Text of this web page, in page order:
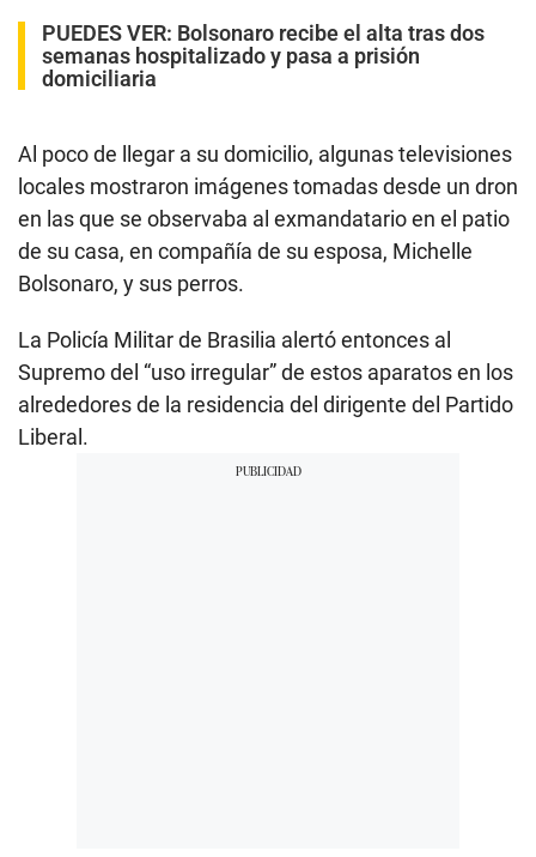
PUEDES VER: Bolsonaro recibe el alta tras dos
semanas hospitalizado y pasa a prisión
domiciliaria
Al poco de llegar a su domicilio, algunas televisiones
locales mostraron imágenes tomadas desde un dron
en las que se observaba al exmandatario en el patio
de su casa, en compañía de su esposa, Michelle
Bolsonaro, y sus perros.
La Policía Militar de Brasilia alertó entonces al
Supremo del “uso irregular” de estos aparatos en los
alrededores de la residencia del dirigente del Partido
Liberal.